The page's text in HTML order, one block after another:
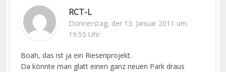
RCT-L
Donnerstag, der 13. Januar 2011 um
19:55 Uhr
Boah, das ist ja ein Riesenprojekt.
Da könnte man glatt einen ganz neuen Park draus